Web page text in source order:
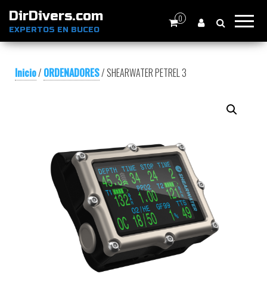
DirDivers.com
EXPERTOS EN BUCEO
0
Inicio/ ORDENADORES/ SHEARWATER PETREL 3